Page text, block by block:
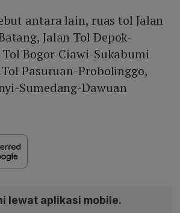
antara lain, ruas tol Jalan
Jalan Tol Depok-
Bogor-Ciawi-Sukabumi
Pasuruan-Probolinggo,
Sumedang-Dawuan
lewat aplikasi mobile.